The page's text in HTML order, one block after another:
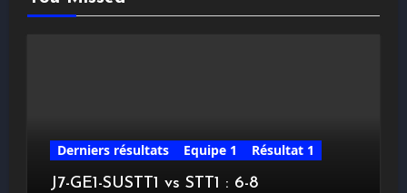
Derniers résultats Equipe 1
Résultat 1
J7-GE1-SUSTT1 vs STT1 : 6-8